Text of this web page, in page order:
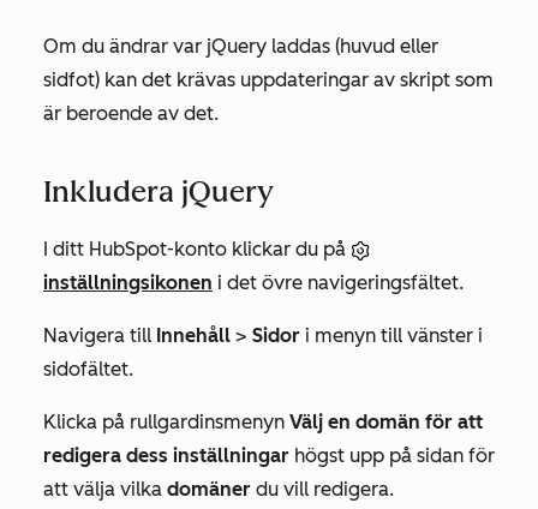
Om du ändrar var jQuery laddas (huvud eller
sidfot) kan det krävas uppdateringar av skript som
är beroende av det.
Inkludera jQuery
I ditt HubSpot-konto klickar du på
inställningsikonen i det övre navigeringsfältet.
Navigera till Innehåll > Sidor i menyn till vänster i
sidofältet.
Klicka på rullgardinsmenyn Välj en domän för att
redigera dess inställningar högst upp på sidan för
att välja vilka domäner du vill redigera.